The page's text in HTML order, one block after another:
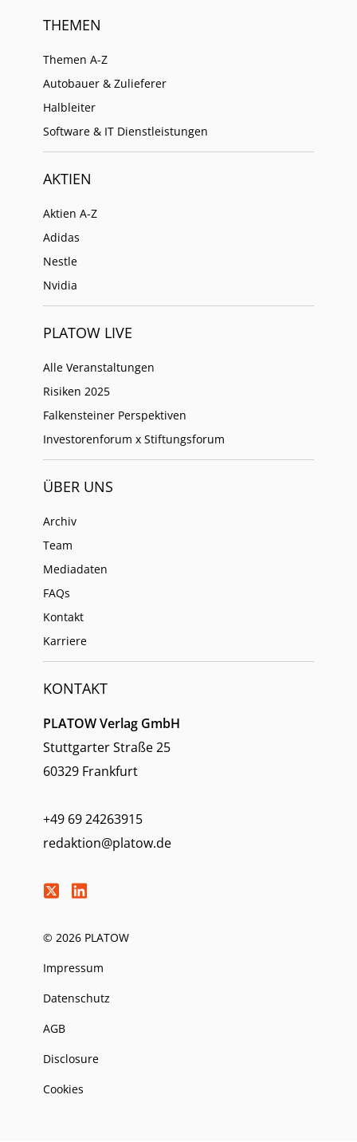
THEMEN
Themen A-Z
Autobauer & Zulieferer
Halbleiter
Software & IT Dienstleistungen
AKTIEN
Aktien A-Z
Adidas
Nestle
Nvidia
PLATOW LIVE
Alle Veranstaltungen
Risiken 2025
Falkensteiner Perspektiven
Investorenforum x Stiftungsforum
ÜBER UNS
Archiv
Team
Mediadaten
FAQs
Kontakt
Karriere
KONTAKT
PLATOW Verlag GmbH
Stuttgarter Straße 25
60329 Frankfurt
+49 69 24263915
redaktion@platow.de
© 2026 PLATOW
Impressum
Datenschutz
AGB
Disclosure
Cookies